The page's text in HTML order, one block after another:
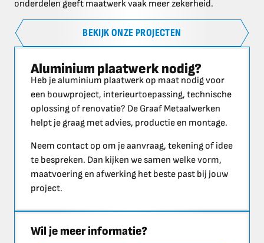
onderdelen geeft maatwerk vaak meer zekerheid.
BEKIJK ONZE PROJECTEN
Aluminium plaatwerk nodig?
Heb je aluminium plaatwerk op maat nodig voor
een bouwproject, interieurtoepassing, technische
oplossing of renovatie? De Graaf Metaalwerken
helpt je graag met advies, productie en montage.
Neem contact op om je aanvraag, tekening of idee
te bespreken. Dan kijken we samen welke vorm,
maatvoering en afwerking het beste past bij jouw
project.
Wil je meer informatie?